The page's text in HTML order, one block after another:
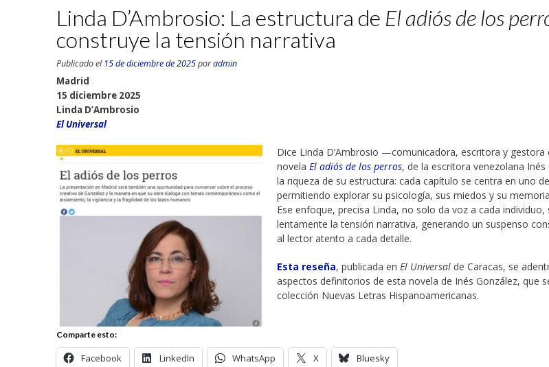
Linda D’Ambrosio: La estructura de El adiós de los
construye la tensión narrativa
Publicado el 15 de diciembre de 2025poradmin
Madrid
15 diciembre 2025
Linda D’Ambrosio
El Universal
Dice Linda D’Ambrosio —comunicadora, escritora y
novela El adiós de los perros, de la escritora venezolana
la riqueza de su estructura: cada capítulo se centra en uno
permitiendo explorar su psicología, sus miedos y su
Ese enfoque, precisa Linda, no solo da voz a cada
lentamente la tensión narrativa, generando un suspenso
al lector atento a cada detalle.
Esta reseña, publicada en El Universal de Caracas, se
aspectos definitorios de esta novela de Inés González, que
colección Nuevas Letras Hispanoamericanas.
Comparte esto:
Facebook LinkedIn WhatsApp X Bluesky